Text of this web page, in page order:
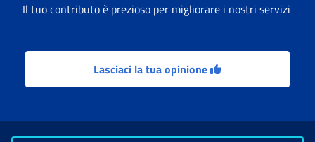
Il tuo contributo è prezioso per migliorare i nostri servizi
Lasciaci la tua opinione